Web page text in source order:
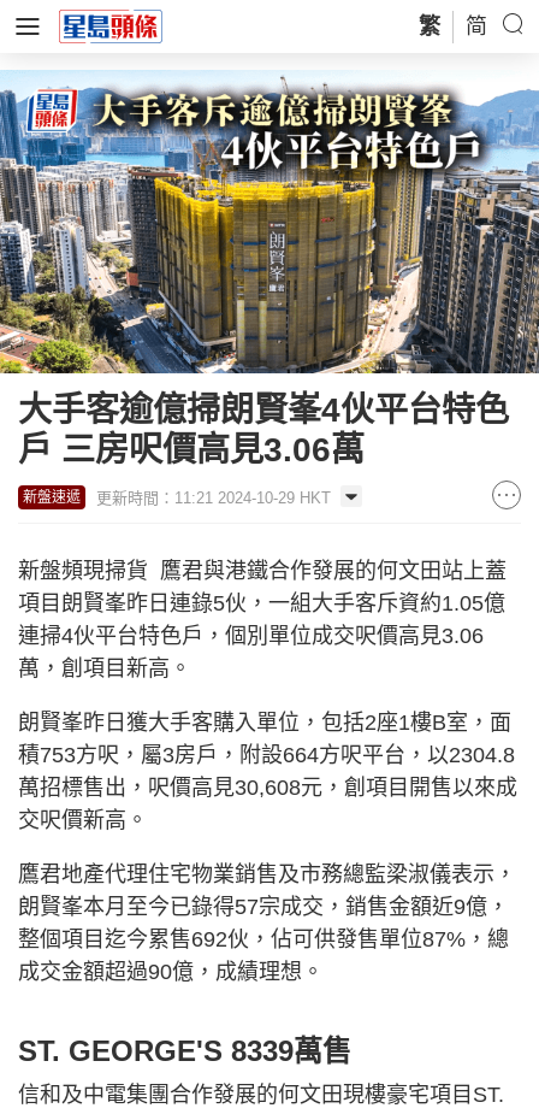
繁 简
大手客逾億掃朗賢峯4伙平台特色
戶 三房呎價高見3.06萬
新盤速遞 更新時間：11:21 2024-10-29 HKT
新盤頻現掃貨 鷹君與港鐵合作發展的何文田站上蓋
項目朗賢峯昨日連錄5伙，一組大手客斥資約1.05億
連掃4伙平台特色戶，個別單位成交呎價高見3.06
萬，創項目新高。
朗賢峯昨日獲大手客購入單位，包括2座1樓B室，面
積753方呎，屬3房戶，附設664方呎平台，以2304.8
萬招標售出，呎價高見30,608元，創項目開售以來成
交呎價新高。
鷹君地產代理住宅物業銷售及市務總監梁淑儀表示，
朗賢峯本月至今已錄得57宗成交，銷售金額近9億，
整個項目迄今累售692伙，佔可供發售單位87%，總
成交金額超過90億，成績理想。
ST. GEORGE'S 8339萬售
信和及中電集團合作發展的何文田現樓豪宅項目ST.